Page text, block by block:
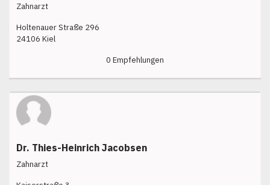
Zahnarzt
Holtenauer Straße 296
24106 Kiel
0 Empfehlungen
Dr. Thies-Heinrich Jacobsen
Zahnarzt